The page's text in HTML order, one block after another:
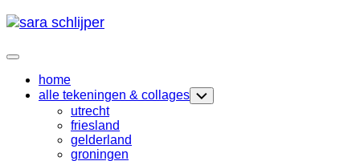
Skip
Expand
home
Current
Page
Parent
alle tekeningen & collages Toggle
Child
utrecht
friesland
gelderland
groningen